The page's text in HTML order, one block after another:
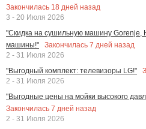
Закончилась 18 дней назад
3 - 20 Июля 2026
"Скидка на сушильную машину Gorenje,
машины!"
Закончилась 7 дней назад
2 - 31 Июля 2026
"Выгодный комплект: телевизоры LG!"
2 - 31 Июля 2026
"Выгодные цены на мойки высокого
Закончилась 7 дней назад
2 - 31 Июля 2026